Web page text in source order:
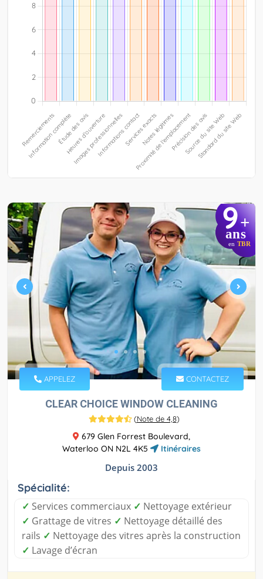
9+
ans
en TBR
APPELEZ CONTACTEZ
CLEAR CHOICE WINDOW CLEANING
(Note de 4,8)
679 Glen Forrest Boulevard,
Waterloo ON N2L 4K5
Itinéraires
Depuis 2003
Spécialité:
✓ Services commerciaux ✓ Nettoyage extérieur
✓ Grattage de vitres ✓ Nettoyage détaillé des
rails ✓ Nettoyage des vitres après la construction
✓ Lavage d’écran